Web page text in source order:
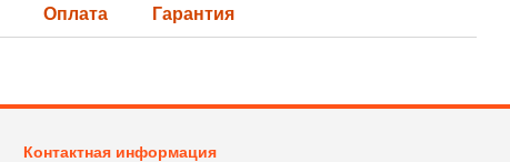
Оплата Гарантия
Контактная информация